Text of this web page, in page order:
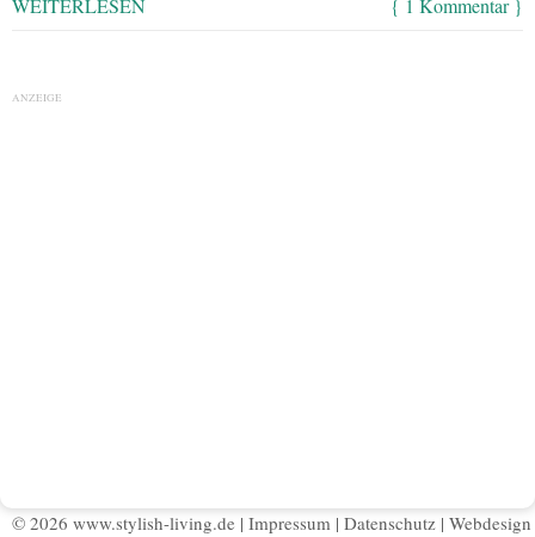
WEITERLESEN { 1 Kommentar }
ANZEIGE
© 2026 www.stylish-living.de | Impressum | Datenschutz | Webdesign